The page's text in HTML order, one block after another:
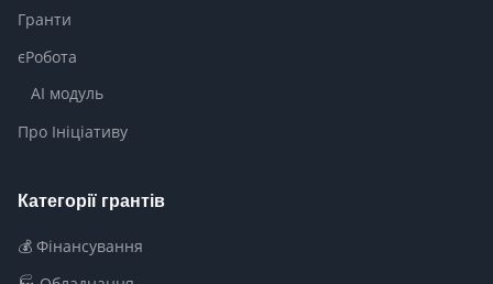
Гранти
єРобота
AI модуль
Про Ініціативу
Категорії грантів
💰 Фінансування